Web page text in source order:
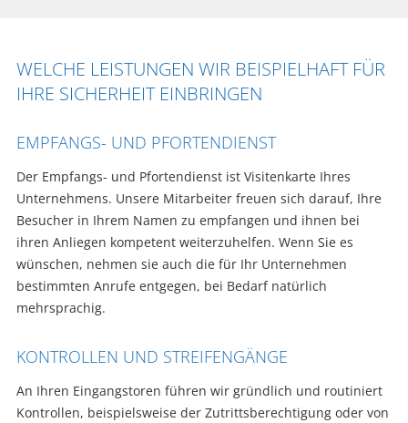
WELCHE LEISTUNGEN WIR BEISPIELHAFT FÜR
IHRE SICHERHEIT EINBRINGEN
EMPFANGS- UND PFORTENDIENST
Der Empfangs- und Pfortendienst ist Visitenkarte Ihres
Unternehmens. Unsere Mitarbeiter freuen sich darauf, Ihre
Besucher in Ihrem Namen zu empfangen und ihnen bei
ihren Anliegen kompetent weiterzuhelfen. Wenn Sie es
wünschen, nehmen sie auch die für Ihr Unternehmen
bestimmten Anrufe entgegen, bei Bedarf natürlich
mehrsprachig.
KONTROLLEN UND STREIFENGÄNGE
An Ihren Eingangstoren führen wir gründlich und routiniert
Kontrollen, beispielsweise der Zutrittsberechtigung oder von